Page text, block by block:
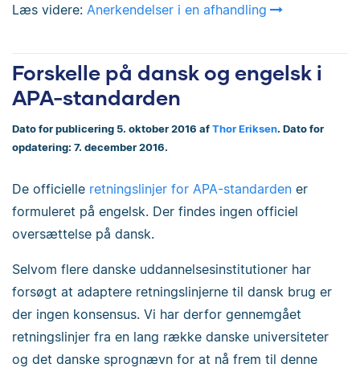
Læs videre: Anerkendelser i en afhandling
Forskelle på dansk og engelsk i
APA-standarden
Dato for publicering 5. oktober 2016 af Thor Eriksen. Dato for
opdatering: 7. december 2016.
De officielle retningslinjer for APA-standarden er
formuleret på engelsk. Der findes ingen officiel
oversættelse på dansk.
Selvom flere danske uddannelsesinstitutioner har
forsøgt at adaptere retningslinjerne til dansk brug er
der ingen konsensus. Vi har derfor gennemgået
retningslinjer fra en lang række danske universiteter
og det danske sprognævn for at nå frem til denne